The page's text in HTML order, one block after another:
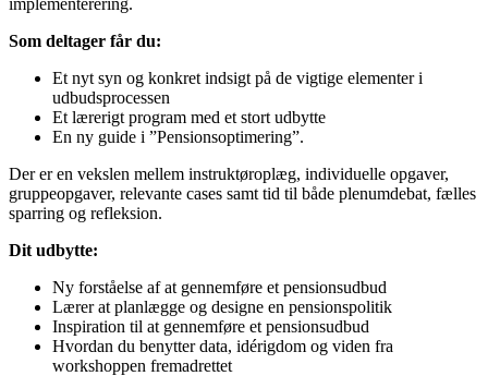
Som deltager får du:
Et nyt syn og konkret indsigt på de vigtige elementer i
udbudsprocessen
Et lærerigt program med et stort udbytte
En ny guide i ”Pensionsoptimering”.
Der er en vekslen mellem instruktøroplæg, individuelle opgaver,
gruppeopgaver, relevante cases samt tid til både plenumdebat, fælles
sparring og refleksion.
Dit udbytte:
Ny forståelse af at gennemføre et pensionsudbud
Lærer at planlægge og designe en pensionspolitik
Inspiration til at gennemføre et pensionsudbud
Hvordan du benytter data, idérigdom og viden fra
workshoppen fremadrettet